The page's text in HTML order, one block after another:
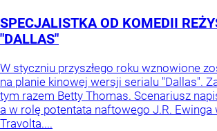
SPECJALISTKA OD KOMEDII
"DALLAS"
W styczniu przyszłego roku wznowione
na planie kinowej wersji serialu "Dallas".
tym razem Betty Thomas. Scenariusz
a w rolę potentata naftowego J.R. Ewinga
Travolta....